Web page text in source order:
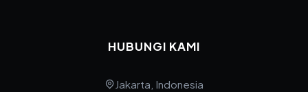
HUBUNGI KAMI
Jakarta, Indonesia